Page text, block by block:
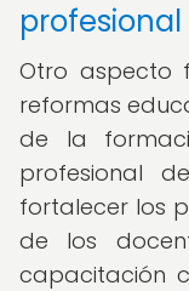
profesional
Otro aspecto
reformas
de la
profesional
fortalecer los
de los
capacitación